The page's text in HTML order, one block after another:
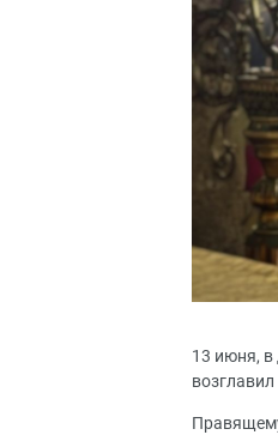
13 июня,